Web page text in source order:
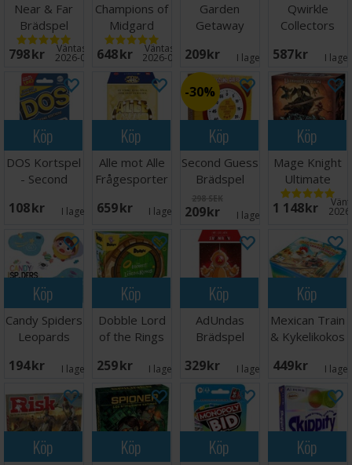
Near & Far
Brädspel
798 SEK Väntas in:
2026-09-30
Champions of
Midgard
Brädspel
648 SEK Väntas in:
2026-09-30
Garden
Getaway
209 SEK I lager: 2
Qwirkle
Collectors
Brädspel
587 SEK I
Köp
DOS Kortspel
- Second
108 SEK I lager: 5
Köp
Alle mot Alle
Frågesporter
659 SEK I lager: 1
Köp
30%
Second Guess
Brädspel
298 SEK
209 SEK I lager:
Köp
Mage Knight
Ultimate
Edition
Brädspel
1 148 SEK
Köp
Candy Spiders
Leopards
194 SEK I lager: 1
Köp
Dobble Lord
of the Rings
259 SEK I lager: 2
Köp
AdUndas
Brädspel
329 SEK I lager: 1
Köp
Mexican Train
& Kykelikokos
449 SEK I
Köp Köp Köp Köp